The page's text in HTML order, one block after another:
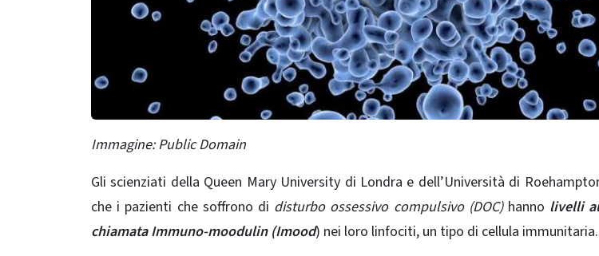
Immagine: Public Domain
Gli scienziati della Queen Mary University di Londra e dell’Università di
che i pazienti che soffrono di disturbo ossessivo compulsivo (DOC)hanno livelli
chiamata Immuno-moodulin (Imood) nei loro linfociti, un tipo di cellula immunitaria.